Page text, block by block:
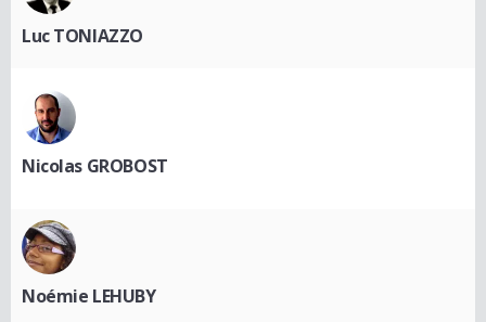
Luc TONIAZZO
Nicolas GROBOST
Noémie LEHUBY